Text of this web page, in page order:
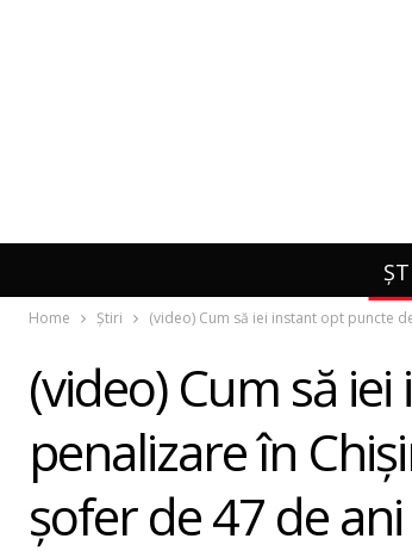
Home Știri (video) Cum să iei instant opt puncte
(video) Cum să
penalizare în
șofer de 47 de ani